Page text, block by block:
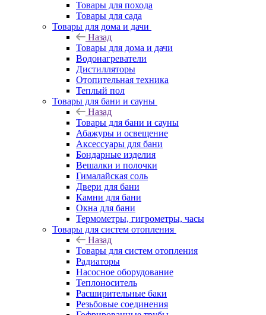
Товары для похода
Товары для сада
Товары для дома и дачи
Назад
Товары для дома и дачи
Водонагреватели
Дистилляторы
Отопительная техника
Теплый пол
Товары для бани и сауны
Назад
Товары для бани и сауны
Абажуры и освещение
Аксессуары для бани
Бондарные изделия
Вешалки и полочки
Гималайская соль
Двери для бани
Камни для бани
Окна для бани
Термометры, гигрометры, часы
Товары для систем отопления
Назад
Товары для систем отопления
Радиаторы
Насосное оборудование
Теплоноситель
Расширительные баки
Резьбовые соединения